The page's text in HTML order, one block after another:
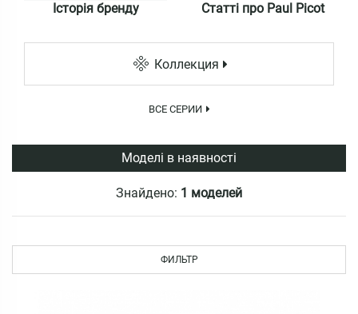
Історія бренду Статті про Paul Picot
Коллекция
ВСЕ СЕРИИ
Моделі в наявності
Знайдено: 1 моделей
ФИЛЬТР